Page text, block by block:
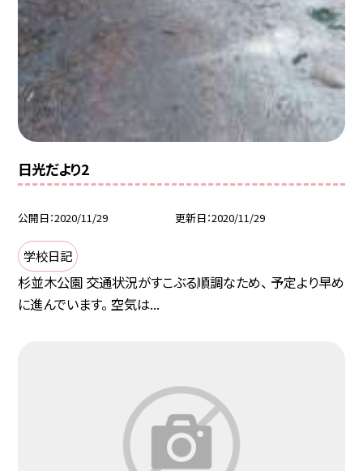
日光だより2
公開日 2020/11/29 更新日 2020/11/29
学校日記
杉並木公園 交通状況がすこぶる順調なため、 予定より早め
に進んでいます。 空気は...